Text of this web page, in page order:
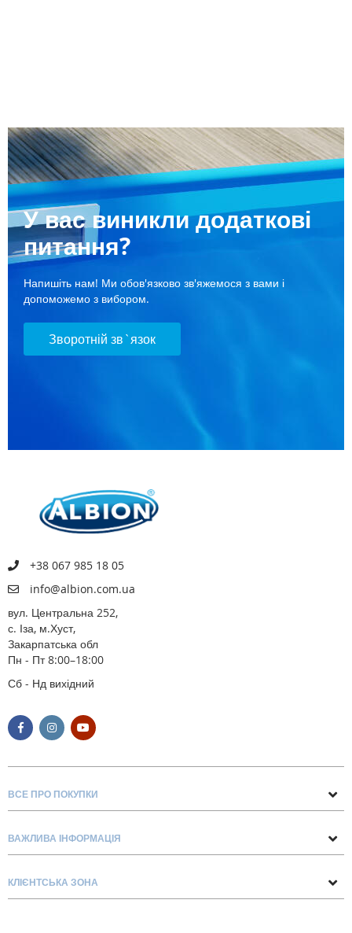
У вас виникли додаткові
питання?
Напишіть нам! Ми обов'язково зв'яжемося з вами і
допоможемо з вибором.
Зворотній зв`язок
+38 067 985 18 05
info@albion.com.ua
вул. Центральна 252,
с. Іза, м.Хуст,
Закарпатська обл
Пн - Пт 8:00–18:00
Сб - Нд вихідний
ВСЕ ПРО ПОКУПКИ
Про нас
Блог
ВАЖЛИВА ІНФОРМАЦІЯ
Доставка та оплата
КЛІЄНТСЬКА ЗОНА